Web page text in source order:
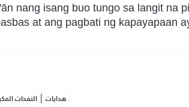
nang isang buo tungo sa langit na
at ang pagbati ng kapayapaan
النفحات | هدايات